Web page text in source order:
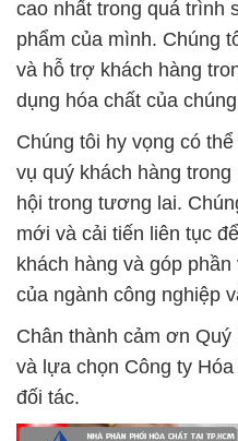
cao nhất trong quá trình
phẩm của mình. Chúng
và hỗ trợ khách hàng
dụng hóa chất của
Chúng tôi hy vọng có
vụ quý khách hàng
hội trong tương lai.
mới và cải tiến liên tục
khách hàng và góp
của ngành công nghiệp
Chân thành cảm ơn
và lựa chọn Công ty
đối tác.